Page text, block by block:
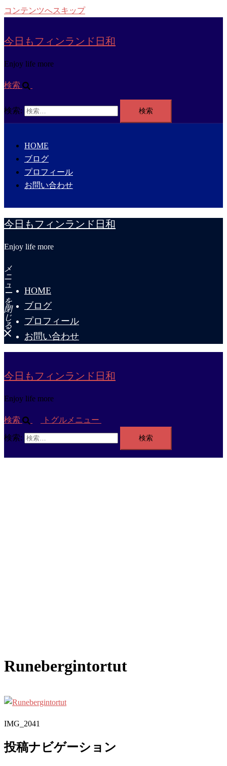
コンテンツへスキップ
今日もフィンランド日和
Enjoy life more
検索
検索:
HOME
ブログ
プロフィール
お問い合わせ
今日もフィンランド日和
Enjoy life more
メ
ニ
ュ
ー
を
閉
じ
る
HOME
ブログ
プロフィール
お問い合わせ
今日もフィンランド日和
Enjoy life more
検索 トグルメニュー
検索:
Runebergintortut
IMG_2041
投稿ナビゲーション